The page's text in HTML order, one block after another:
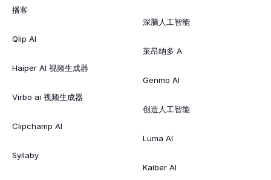
播客
Qlip AI
Haiper AI 视频生成器
Virbo ai 视频生成器
Clipchamp AI
Syllaby
深脑人工智能
莱昂纳多 A
Genmo AI
创造人工智能
Luma AI
Kaiber AI